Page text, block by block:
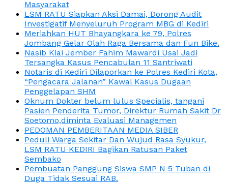
Masyarakat
LSM RATU Siapkan Aksi Damai, Dorong Audit
Investigatif Menyeluruh Program MBG di Kediri
Meriahkan HUT Bhayangkara ke 79, Polres
Jombang Gelar Olah Raga Bersama dan Fun Bike.
Nasib Kiai Jember Fahim Mawardi Usai Jadi
Tersangka Kasus Pencabulan 11 Santriwati
Notaris di Kediri Dilaporkan ke Polres Kediri Kota,
“Pengacara Jalanan” Kawal Kasus Dugaan
Penggelapan SHM
Oknum Dokter belum lulus Specialis, tangani
Pasien Penderita Tumor, Direktur Rumah Sakit Dr
Soetomo,diminta Evaluasi Managemen
PEDOMAN PEMBERITAAN MEDIA SIBER
Peduli Warga Sekitar Dan Wujud Rasa Syukur,
LSM RATU KEDIRI Bagikan Ratusan Paket
Sembako
Pembuatan Panggung Siswa SMP N 5 Tuban di
Duga Tidak Sesuai RAB.